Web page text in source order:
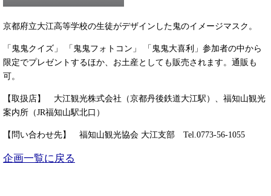
京都府立大江高等学校の生徒がデザインした鬼のイメージマスク。
「鬼鬼クイズ」 「鬼鬼フォトコン」 「鬼鬼大喜利」参加者の中から
限定でプレゼントするほか、お土産としても販売されます。通販も
可。
【取扱店】 大江観光株式会社（京都丹後鉄道大江駅）、福知山観光
案内所（JR福知山駅北口）
【問い合わせ先】 福知山観光協会 大江支部 Tel.0773-56-1055
企画一覧に戻る